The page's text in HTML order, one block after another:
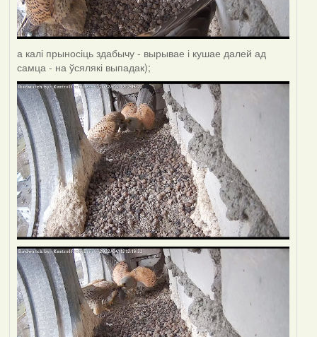
а калі прыносіць здабычу - вырывае і кушае далей ад
самца - на ўсялякі выпадак);